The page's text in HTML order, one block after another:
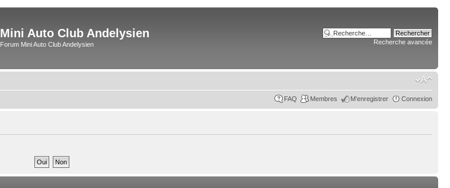
Mini Auto Club Andelysien
Forum Mini Auto Club Andelysien Recherche avancée
FAQ Membres M’enregistrer Connexion